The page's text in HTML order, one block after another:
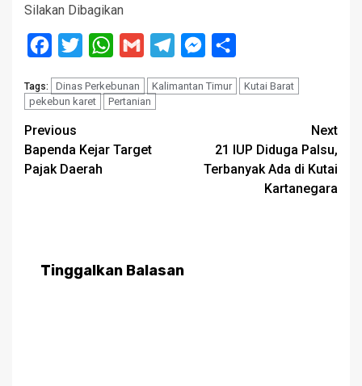
Silakan Dibagikan
Facebook
Twitter WhatsApp
Gmail TelegramMessenger
Tags: Dinas Perkebunan Kalimantan Timur
Kutai Barat
pekebun karet
Pertanian
Post
navigation
Previous
Bapenda Kejar Target
Pajak Daerah
Next
21 IUP Diduga Palsu,
Terbanyak Ada di Kutai
Kartanegara
Tinggalkan Balasan